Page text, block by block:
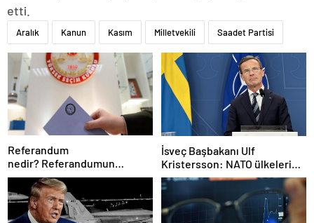
etti.
Aralık Kanun Kasım Milletvekili Saadet Partisi
Referandum
nedir? Referandumun
yapılma nedenleri
İsveç Başbakanı Ulf
Kristersson: NATO ülkeleri
savunma harcamalarını
artıracak